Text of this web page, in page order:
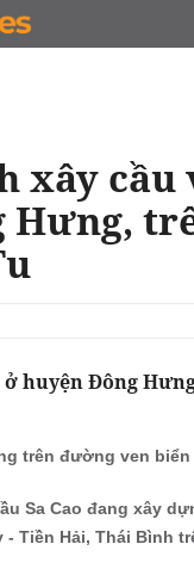
DOANH
xây
Hưng,
huyện Đông
trên đường ven biển
Sa Cao đang xây
Tiền Hải, Thái Bình